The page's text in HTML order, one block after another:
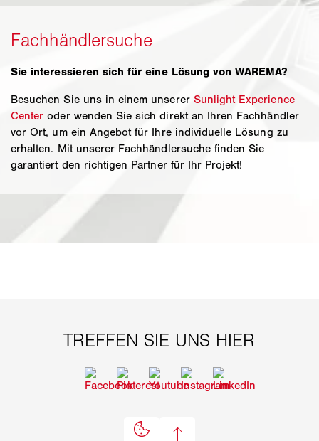
Sie interessieren sich für eine Lösung von WAREMA?
Besuchen Sie uns in einem unserer Sunlight Experience
Center oder wenden Sie sich direkt an Ihren Fachhändler
vor Ort, um ein Angebot für Ihre individuelle Lösung zu
erhalten. Mit unserer Fachhändlersuche finden Sie
garantiert den richtigen Partner für Ihr Projekt!